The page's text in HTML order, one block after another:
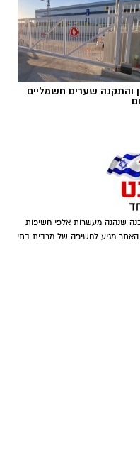
יבנה הוזעקו הערב
הלוחמים
לכיבוי
התפשטות האש.
לאזור ולהישמע
בכבאות
על השריפה.
כלי רכב,
כיבוי סופיות
והתקנה שערים חשמליים
שנהנה מעשרות אלפי חשיפות
האתר מגיע לחשיפה של מרבית בתי